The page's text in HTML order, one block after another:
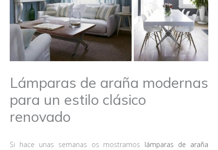
Lámparas de araña modernas
para un estilo clásico
renovado
Si hace unas semanas os mostramos lámparas de araña